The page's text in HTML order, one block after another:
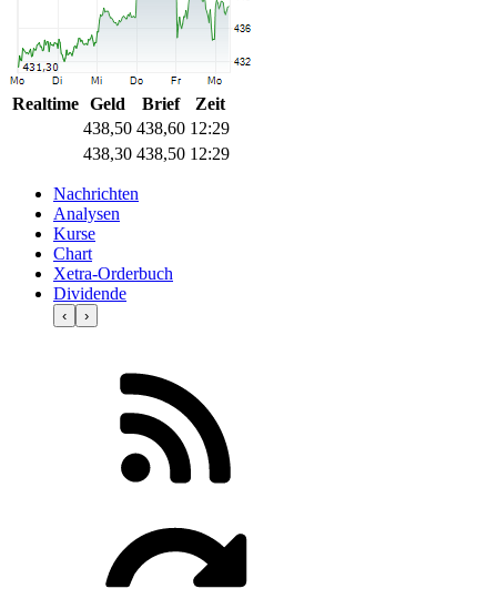
Realtime Geld Brief
Zeit
438,50 438,60 12:29
438,30 438,50 12:29
Nachrichten
Analysen
Kurse
Chart
Xetra-Orderbuch
Dividende
‹ ›